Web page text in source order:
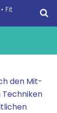
Fit
den Mit­